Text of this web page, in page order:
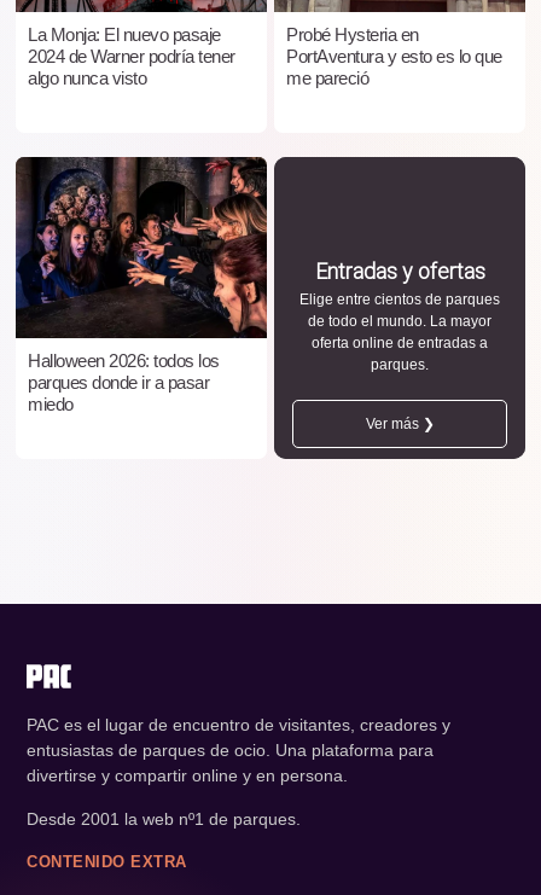
La Monja: El nuevo pasaje
2024 de Warner podría tener
algo nunca visto
Probé Hysteria en
PortAventura y esto es lo que
me pareció
Halloween 2026: todos los
parques donde ir a pasar
miedo
Entradas y ofertas
Elige entre cientos de parques
de todo el mundo. La mayor
oferta online de entradas a
parques.
Ver más ❯
PAC es el lugar de encuentro de visitantes, creadores y
entusiastas de parques de ocio. Una plataforma para
divertirse y compartir online y en persona.
Desde 2001 la web nº1 de parques.
CONTENIDO EXTRA